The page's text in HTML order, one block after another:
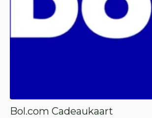
Bol.com Cadeaukaart